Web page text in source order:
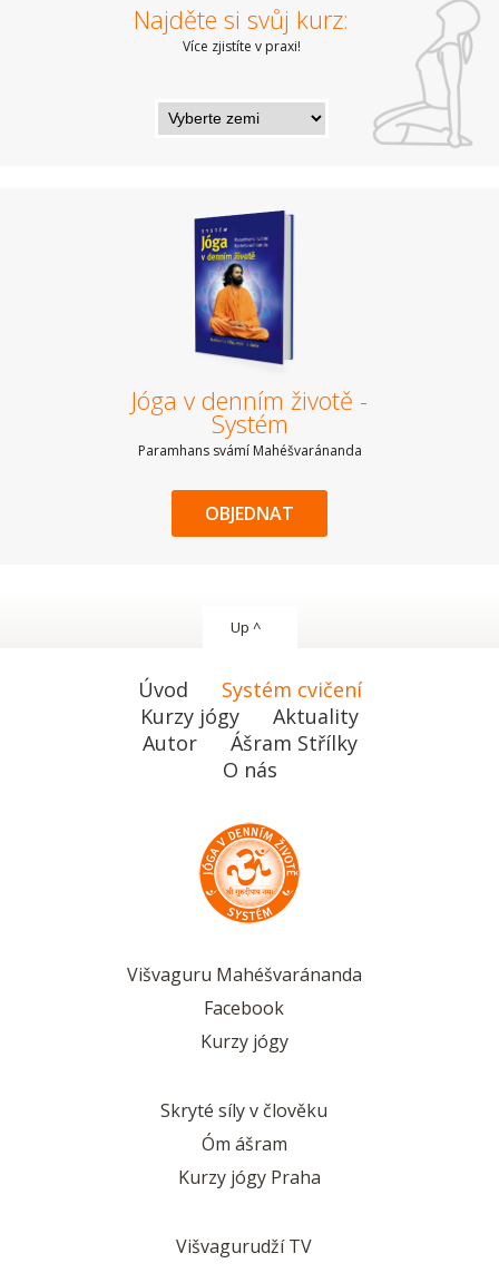
Najděte si svůj kurz:
Více zjistíte v praxi!
Jóga v denním životě -
Systém
Paramhans svámí Mahéšvaránanda
OBJEDNAT
Up ^
Úvod
Systém cvičení
Kurzy jógy
Aktuality
Autor
Ášram Střílky
O nás
Višvaguru Mahéšvaránanda
Facebook
Kurzy jógy
Skryté síly v člověku
Óm ášram
Kurzy jógy Praha
Višvagurudží TV